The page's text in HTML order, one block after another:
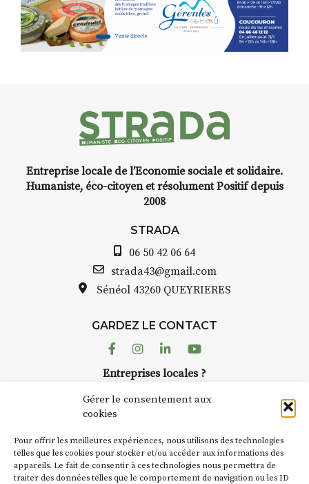
Gérer le consentement aux
cookies
Pour offrir les meilleures expériences, nous utilisons des technologies
telles que les cookies pour stocker et/ou accéder aux informations des
appareils. Le fait de consentir à ces technologies nous permettra de
traiter des données telles que le comportement de navigation ou les ID
Programmée en off du festival
d’Auzon, cette expo-
installation temporaire vous
INTERVIEW
avez ouvert une galerie à
Auzon…
Bernard TURLE Le Fumoir n’est
pas une galerie permanente.
AuzonToujours organise
dans le village. Des artistes et
caves, les granges d’Auzon. Le
Fumoir est l’un de ces espaces
d’autres activités culturelles de
la Petite Cité de Caractère. Par
exemple, l’installationCochon
Entreprise locale de l’Economie sociale et solidaire.
Humaniste, éco-citoyen et résolument Positif depuis
2008
STRADA
06 50 42 06 64
strada43@gmail.com
Sénéol 43260 QUEYRIERES
GARDEZ LE CONTACT
FacebookInstagram
LinkedinYoutube
Entreprises locales ?
Suivez toute l'actu de Strada